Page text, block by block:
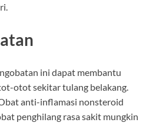
ini dapat membantu
otot sekitar tulang belakang.
anti-inflamasi nonsteroid
penghilang rasa sakit mungkin